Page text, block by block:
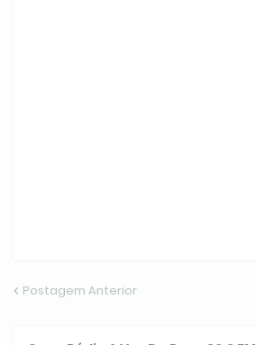
Postagem Anterior